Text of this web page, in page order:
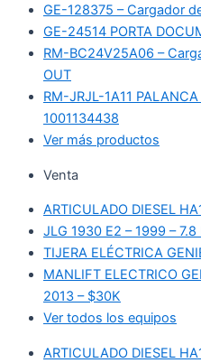
GE-128375 – Cargador
GE-24514 PORTA
RM-BC24V25A06 –
OUT
RM-JRJL-1A11
1001134438
Ver más productos
Venta
ARTICULADO DIESEL
JLG 1930 E2 – 1999 –
TIJERA ELÉCTRICA
MANLIFT ELECTRICO
2013 – $30K
Ver todos los equipos
ARTICULADO DIESEL